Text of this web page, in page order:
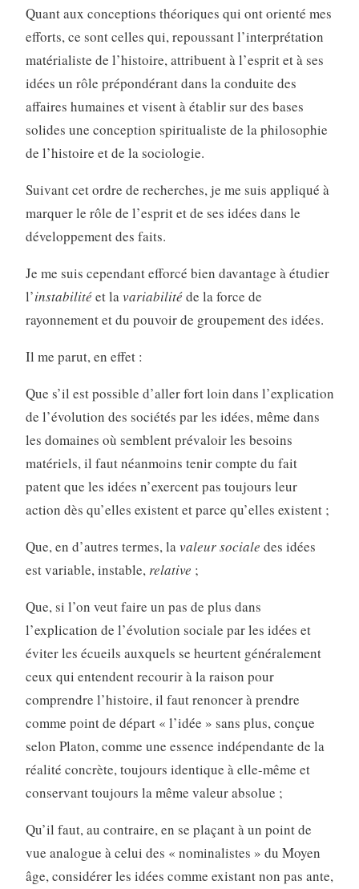
Quant aux conceptions théoriques qui ont orienté mes
efforts, ce sont celles qui, repoussant l’interprétation
matérialiste de l’histoire, attribuent à l’esprit et à ses
idées un rôle prépondérant dans la conduite des
affaires humaines et visent à établir sur des bases
solides une conception spiritualiste de la philosophie
de l’histoire et de la sociologie.
Suivant cet ordre de recherches, je me suis appliqué à
marquer le rôle de l’esprit et de ses idées dans le
développement des faits.
Je me suis cependant efforcé bien davantage à étudier
l’instabilitéet lavariabilitéde la force de
rayonnement et du pouvoir de groupement des idées.
Il me parut, en effet :
Que s’il est possible d’aller fort loin dans l’explication
de l’évolution des sociétés par les idées, même dans
les domaines où semblent prévaloir les besoins
matériels, il faut néanmoins tenir compte du fait
patent que les idées n’exercent pas toujours leur
action dès qu’elles existent et parce qu’elles existent ;
Que, en d’autres termes, lavaleur sociale des idées
est variable, instable, relative ;
Que, si l’on veut faire un pas de plus dans
l’explication de l’évolution sociale par les idées et
éviter les écueils auxquels se heurtent généralement
ceux qui entendent recourir à la raison pour
comprendre l’histoire, il faut renoncer à prendre
comme point de départ « l’idée » sans plus, conçue
selon Platon, comme une essence indépendante de la
réalité concrète, toujours identique à elle-même et
conservant toujours la même valeur absolue ;
Qu’il faut, au contraire, en se plaçant à un point de
vue analogue à celui des « nominalistes » du Moyen
âge, considérer les idées comme existant non pas ante,